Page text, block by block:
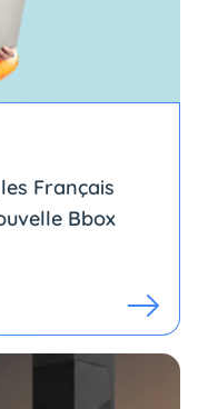
Français
Bbox